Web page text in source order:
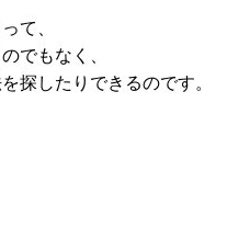
て、
でもなく、
探したりできるのです。